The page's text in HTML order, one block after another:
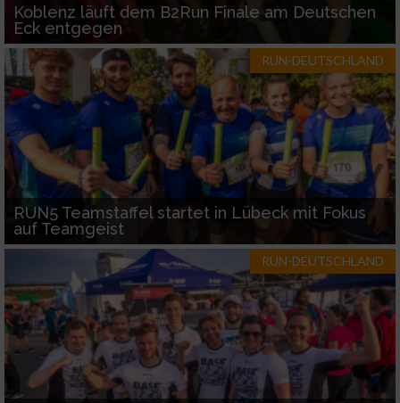
Koblenz läuft dem B2Run Finale am Deutschen
Eck entgegen
RUN-DEUTSCHLAND
RUN5 Teamstaffel startet in Lübeck mit Fokus
auf Teamgeist
RUN-DEUTSCHLAND